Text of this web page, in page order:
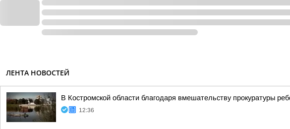
ЛЕНТА НОВОСТЕЙ
В Костромской области благодаря вмешательству прокуратуры
12:36